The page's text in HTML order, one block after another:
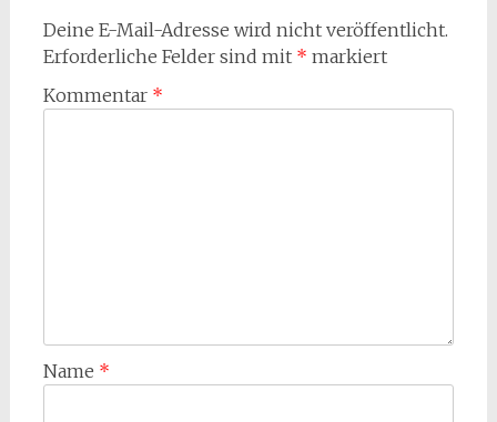
Deine E-Mail-Adresse wird nicht veröffentlicht.
Erforderliche Felder sind mit * markiert
Kommentar *
Name *